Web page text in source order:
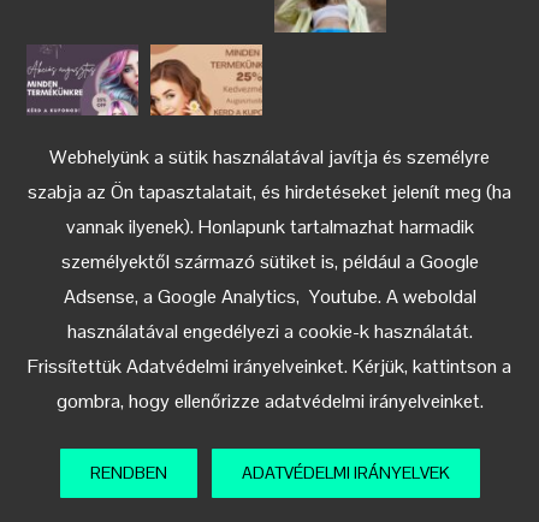
Webhelyünk a sütik használatával javítja és személyre
szabja az Ön tapasztalatait, és hirdetéseket jelenít meg (ha
vannak ilyenek). Honlapunk tartalmazhat harmadik
személyektől származó sütiket is, például a Google
Adsense, a Google Analytics, Youtube. A weboldal
használatával engedélyezi a cookie-k használatát.
Frissítettük Adatvédelmi irányelveinket. Kérjük, kattintson a
gombra, hogy ellenőrizze adatvédelmi irányelveinket.
RENDBEN ADATVÉDELMI IRÁNYELVEK
Keress az Instagramon
© 2018-2024 Tocco Magico Hungary